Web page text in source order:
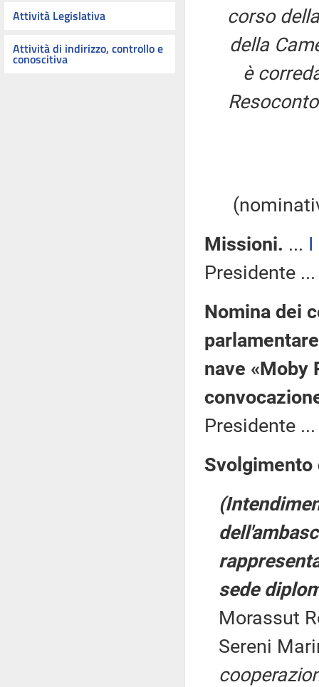
Attività Legislativa
Attività di indirizzo, controllo e
conoscitiva
corso
della
è
Missioni. ... I
Presidente
Nomina dei
nave «Moby
Presidente
sede
Morassut
Sereni